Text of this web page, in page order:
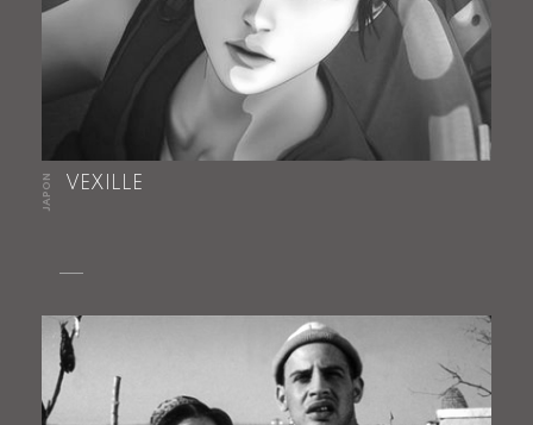
JAPON VEXILLE